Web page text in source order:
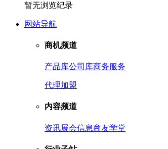
暂无浏览纪录
网站导航
商机频道
产品库公司库商务服务
代理加盟
内容频道
资讯展会信息商友学堂